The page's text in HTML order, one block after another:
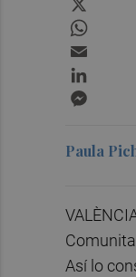
Paula
Así lo